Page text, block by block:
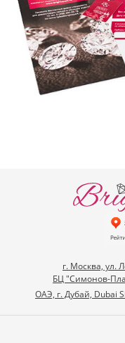
г. Москва, ул.
БЦ "Симонов-
ОАЭ, г. Дубай, Dubai